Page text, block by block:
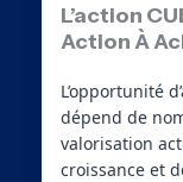
L’action
Action À
L’opportunité
dépend de
valorisation
croissance et